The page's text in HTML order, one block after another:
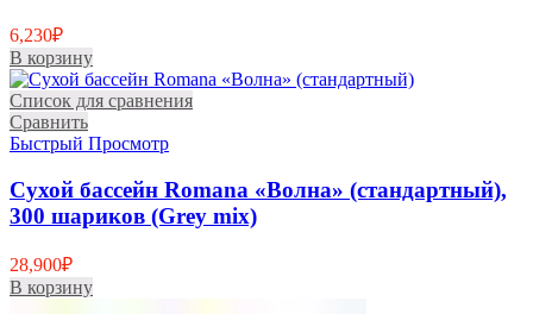
6,230₽
В корзину
Список для сравнения
Сравнить
Быстрый Просмотр
Сухой бассейн Romana «Волна» (стандартный),
300 шариков (Grey mix)
28,900₽
В корзину